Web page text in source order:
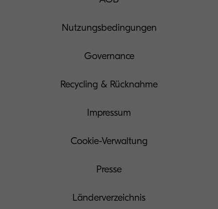
Nutzungsbedingungen
Governance
Recycling & Rücknahme
Impressum
Cookie-Verwaltung
Presse
Länderverzeichnis